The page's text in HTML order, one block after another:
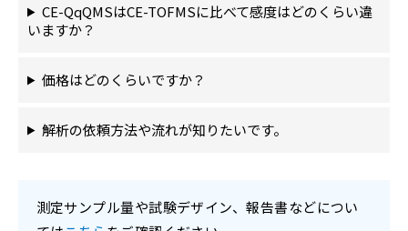
CE-QqQMSはCE-TOFMSに比べて感度はどのくらい違
いますか？
価格はどのくらいですか？
解析の依頼方法や流れが知りたいです。
測定サンプル量や試験デザイン、報告書などについ